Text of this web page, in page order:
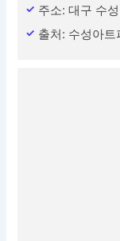
주소: 대구 수
출처: 수성아